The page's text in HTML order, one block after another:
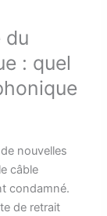
du
: quel
nouvelles
câble
condamné.
de retrait